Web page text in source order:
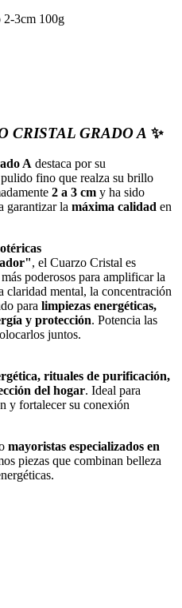
2-3cm 100g
CRISTAL GRADO A ✨
A destaca por su
fino que realza su brillo
2 a 3 cm y ha sido
garantizar la máxima calidad en
, el Cuarzo Cristal es
poderosos para amplificar la
claridad mental, la concentración
para limpiezas energéticas,
y protección. Potencia las
juntos.
rituales de purificación,
del hogar. Ideal para
y fortalecer su conexión
mayoristas especializados en
piezas que combinan belleza